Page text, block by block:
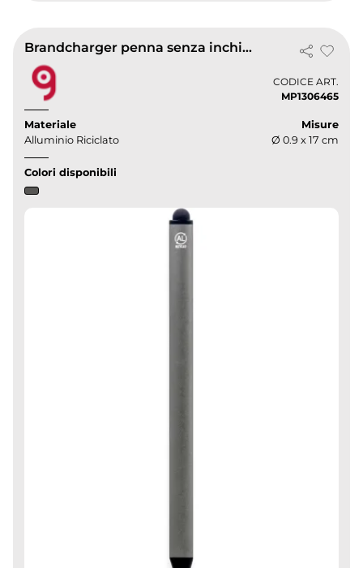
Brandcharger penna senza inchiostro picasso 2
CODICE ART.
MP1306465
Materiale
Alluminio Riciclato
Misure
Ø 0.9 x 17 cm
Colori disponibili